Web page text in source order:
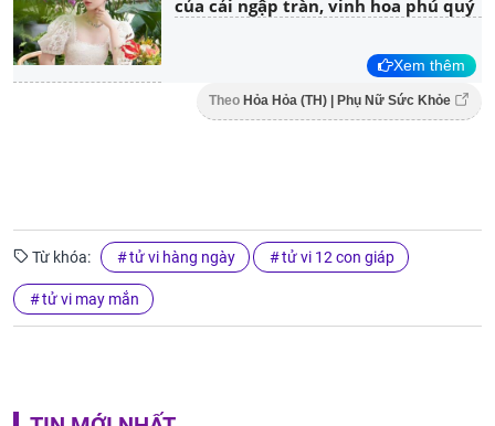
của cải ngập tràn, vinh hoa phú quý
Xem thêm
Theo Hỏa Hỏa (TH) | Phụ Nữ Sức Khỏe
Từ khóa: tử vi hàng ngày tử vi 12 con giáp
tử vi may mắn